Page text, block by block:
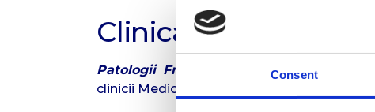
Consent
Clinica Logopedie
Patologii Frecvente în Logopedie și
clinicii Medicus Cluj-Napoca se întâlnesc